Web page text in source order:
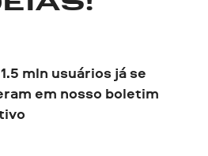
mln usuários já se
em nosso boletim